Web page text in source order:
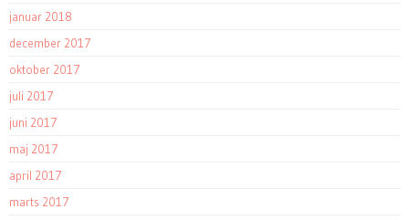
januar 2018
december 2017
oktober 2017
juli 2017
juni 2017
maj 2017
april 2017
marts 2017